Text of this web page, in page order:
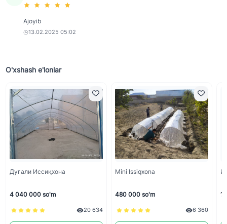
Ajoyib
13.02.2025 05:02
O'xshash e'lonlar
Дугали Иссиқхона
4 040 000 so'm
20 634
Mini Issiqxona
480 000 so'm
6 360